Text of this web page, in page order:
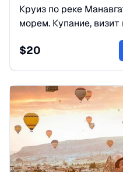
Круиз по реке
морем. Купание,
базар и осмотр
релакса и шопинга.
$20